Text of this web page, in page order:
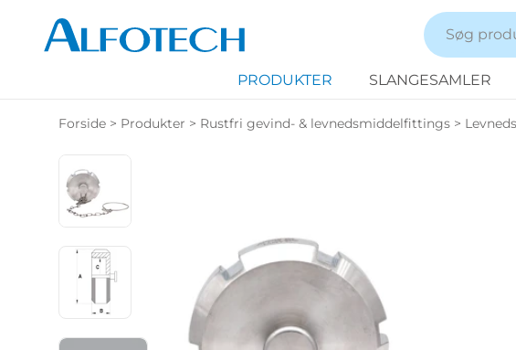
PRODUKTER SLANGESAMLER
Forside > Produkter > Rustfri gevind- & levnedsmiddelfittings >